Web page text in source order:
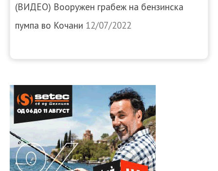
(ВИДЕО) Вооружен грабеж на бензинска
пумпа во Кочани 12/07/2022